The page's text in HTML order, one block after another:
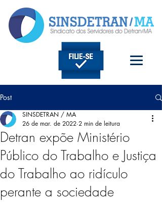
Post
Detran expõe Ministério
Público do Trabalho e Justiça
do Trabalho ao ridículo
perante a sociedade
SINSDETRAN / MA
26 de mar. de 2022 2 min de leitura